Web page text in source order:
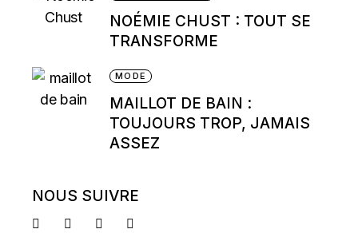
NOÉMIE CHUST : TOUT SE
TRANSFORME
MODE
MAILLOT DE BAIN :
TOUJOURS TROP, JAMAIS
ASSEZ
NOUS SUIVRE